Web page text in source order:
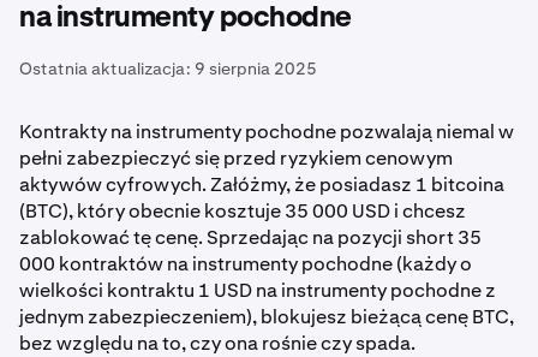
na instrumenty pochodne
Ostatnia aktualizacja: 9 sierpnia 2025
Kontrakty na instrumenty pochodne pozwalają niemal w
pełni zabezpieczyć się przed ryzykiem cenowym
aktywów cyfrowych. Załóżmy, że posiadasz 1 bitcoina
(BTC), który obecnie kosztuje 35 000 USD i chcesz
zablokować tę cenę. Sprzedając na pozycji short 35
000 kontraktów na instrumenty pochodne (każdy o
wielkości kontraktu 1 USD na instrumenty pochodne z
jednym zabezpieczeniem), blokujesz bieżącą cenę BTC,
bez względu na to, czy ona rośnie czy spada.